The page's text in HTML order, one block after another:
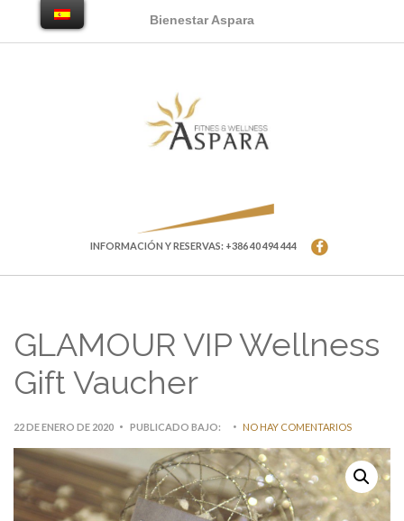
Bienestar Aspara
INFORMACIÓN Y RESERVAS: +386 40 494 444
GLAMOUR VIP Wellness
Gift Vaucher
22 DE ENERO DE 2020 PUBLICADO BAJO: NO HAY COMENTARIOS